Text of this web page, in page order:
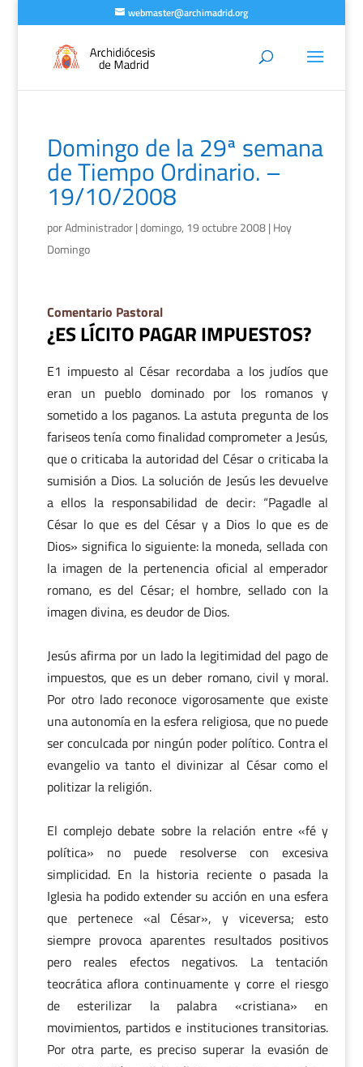
webmaster@archimadrid.org
Domingo de la 29ª semana
de Tiempo Ordinario. –
19/10/2008
porAdministrador|domingo, 19 octubre 2008| Hoy
Domingo
Comentario Pastoral
¿ES LÍCITO PAGAR IMPUESTOS?
E1 impuesto al César recordaba a los judíos que
eran un pueblo dominado por los romanos y
sometido a los paganos. La astuta pregunta de los
fariseos tenía como finalidad comprometer a Jesús,
que o criticaba la autoridad del César o criticaba la
sumisión a Dios. La solución de Jesús les devuelve
a ellos la responsabilidad de decir: “Pagadle al
César lo que es del César y a Dios lo que es de
Dios» significa lo siguiente: la moneda, sellada con
la imagen de la pertenencia oficial al emperador
romano, es del César; el hombre, sellado con la
imagen divina, es deudor de Dios.
Jesús afirma por un lado la legitimidad del pago de
impuestos, que es un deber romano, civil y moral.
Por otro lado reconoce vigorosamente que existe
una autonomía en la esfera religiosa, que no puede
ser conculcada por ningún poder político. Contra el
evangelio va tanto el divinizar al César como el
politizar la religión.
El complejo debate sobre la relación entre «fé y
política» no puede resolverse con excesiva
simplicidad. En la historia reciente o pasada la
Iglesia ha podido extender su acción en una esfera
que pertenece «al César», y viceversa; esto
siempre provoca aparentes resultados positivos
pero reales efectos negativos. La tentación
teocrática aflora continuamente y corre el riesgo
de esterilizar la palabra «cristiana» en
movimientos, partidos e instituciones transitorias.
Por otra parte, es preciso superar la evasión de